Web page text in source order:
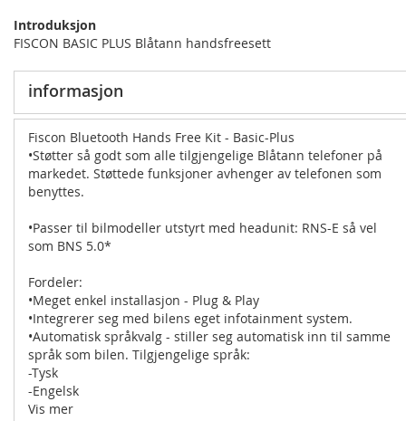
Introduksjon
FISCON BASIC PLUS Blåtann handsfreesett
informasjon
Fiscon Bluetooth Hands Free Kit - Basic-Plus
•Støtter så godt som alle tilgjengelige Blåtann telefoner på
markedet. Støttede funksjoner avhenger av telefonen som
benyttes.
•Passer til bilmodeller utstyrt med headunit: RNS-E så vel
som BNS 5.0*
Fordeler:
•Meget enkel installasjon - Plug & Play
•Integrerer seg med bilens eget infotainment system.
•Automatisk språkvalg - stiller seg automatisk inn til samme
språk som bilen. Tilgjengelige språk:
-Tysk
-Engelsk
-Spansk
Vis mer